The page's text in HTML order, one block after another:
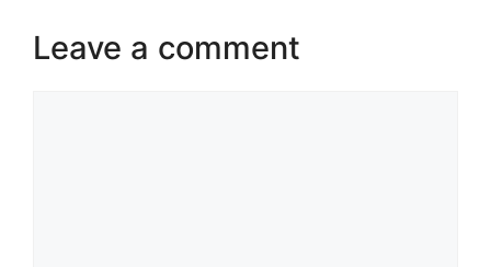
Leave a comment